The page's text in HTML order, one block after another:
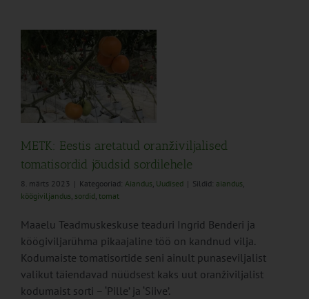
METK: Eestis aretatud oranživiljalised
tomatisordid jõudsid sordilehele
8. märts 2023 | Kategooriad: Aiandus, Uudised | Sildid: aiandus,
köögiviljandus, sordid, tomat
Maaelu Teadmuskeskuse teaduri Ingrid Benderi ja
köögiviljarühma pikaajaline töö on kandnud vilja.
Kodumaiste tomatisortide seni ainult punaseviljalist
valikut täiendavad nüüdsest kaks uut oranživiljalist
kodumaist sorti – ‘Pille’ ja ‘Siive’.